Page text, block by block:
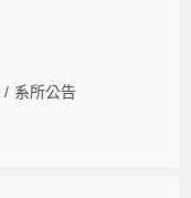
/ 系所公告